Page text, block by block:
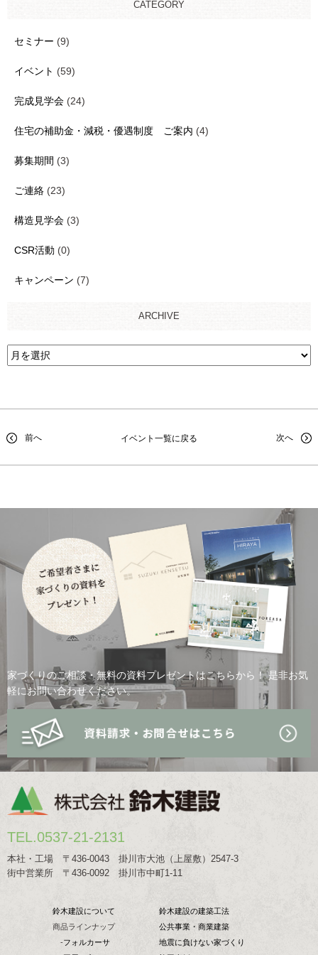
CATEGORY
セミナー (9)
イベント (59)
完成見学会 (24)
住宅の補助金・減税・優遇制度 ご案内 (4)
募集期間 (3)
ご連絡 (23)
構造見学会 (3)
CSR活動 (0)
キャンペーン (7)
ARCHIVE
イベント一覧に戻る
前へ 次へ
家づくりのご相談・無料の資料プレゼントはこちらから！是非お気
軽にお問い合わせください。
TEL.0537-21-2131
本社・工場 〒436-0043 掛川市大池（上屋敷）2547-3
街中営業所 〒436-0092 掛川市中町1-11
鈴木建設について
商品ラインナップ
-フォルカーサ
鈴木建設の建築工法
公共事業・商業建築
地震に負けない家づくり